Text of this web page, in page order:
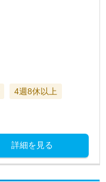
4週8休以上
詳細を見る